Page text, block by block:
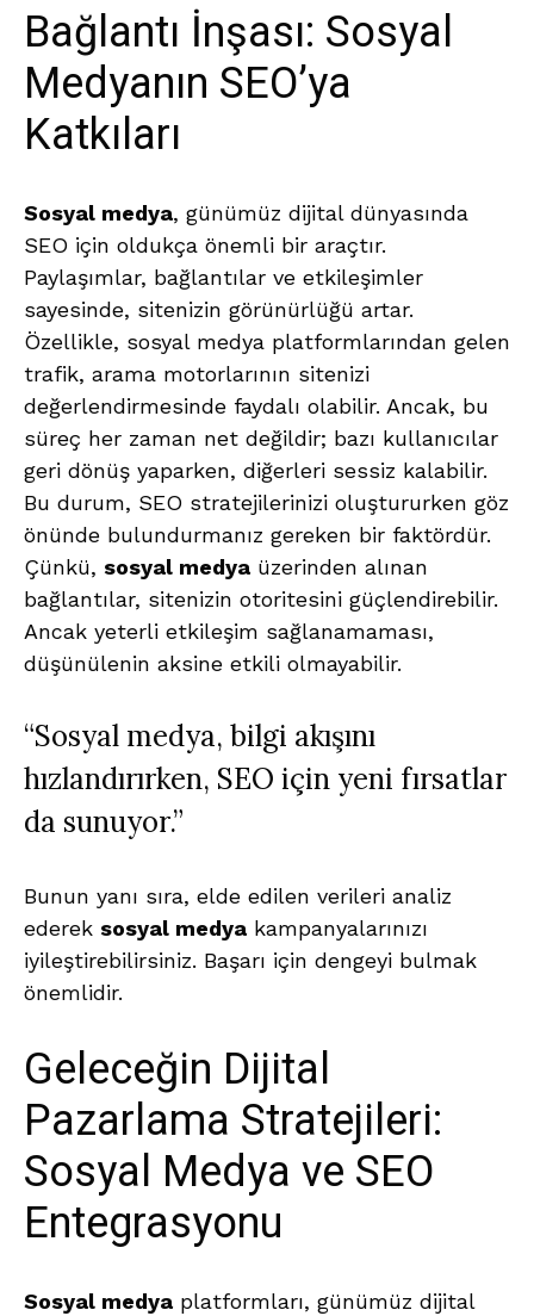
Bağlantı İnşası: Sosyal
Medyanın SEO’ya
Katkıları
Sosyal medya, günümüz dijital dünyasında
SEO için oldukça önemli bir araçtır.
Paylaşımlar, bağlantılar ve etkileşimler
sayesinde, sitenizin görünürlüğü artar.
Özellikle, sosyal medya platformlarından gelen
trafik, arama motorlarının sitenizi
değerlendirmesinde faydalı olabilir. Ancak, bu
süreç her zaman net değildir; bazı kullanıcılar
geri dönüş yaparken, diğerleri sessiz kalabilir.
Bu durum, SEO stratejilerinizi oluştururken göz
önünde bulundurmanız gereken bir faktördür.
Çünkü, sosyal medya üzerinden alınan
bağlantılar, sitenizin otoritesini güçlendirebilir.
Ancak yeterli etkileşim sağlanamaması,
düşünülenin aksine etkili olmayabilir.
“Sosyal medya, bilgi akışını
hızlandırırken, SEO için yeni fırsatlar
da sunuyor.”
Bunun yanı sıra, elde edilen verileri analiz
ederek sosyal medya kampanyalarınızı
iyileştirebilirsiniz. Başarı için dengeyi bulmak
önemlidir.
Geleceğin Dijital
Pazarlama Stratejileri:
Sosyal Medya ve SEO
Entegrasyonu
Sosyal medya platformları, günümüz dijital